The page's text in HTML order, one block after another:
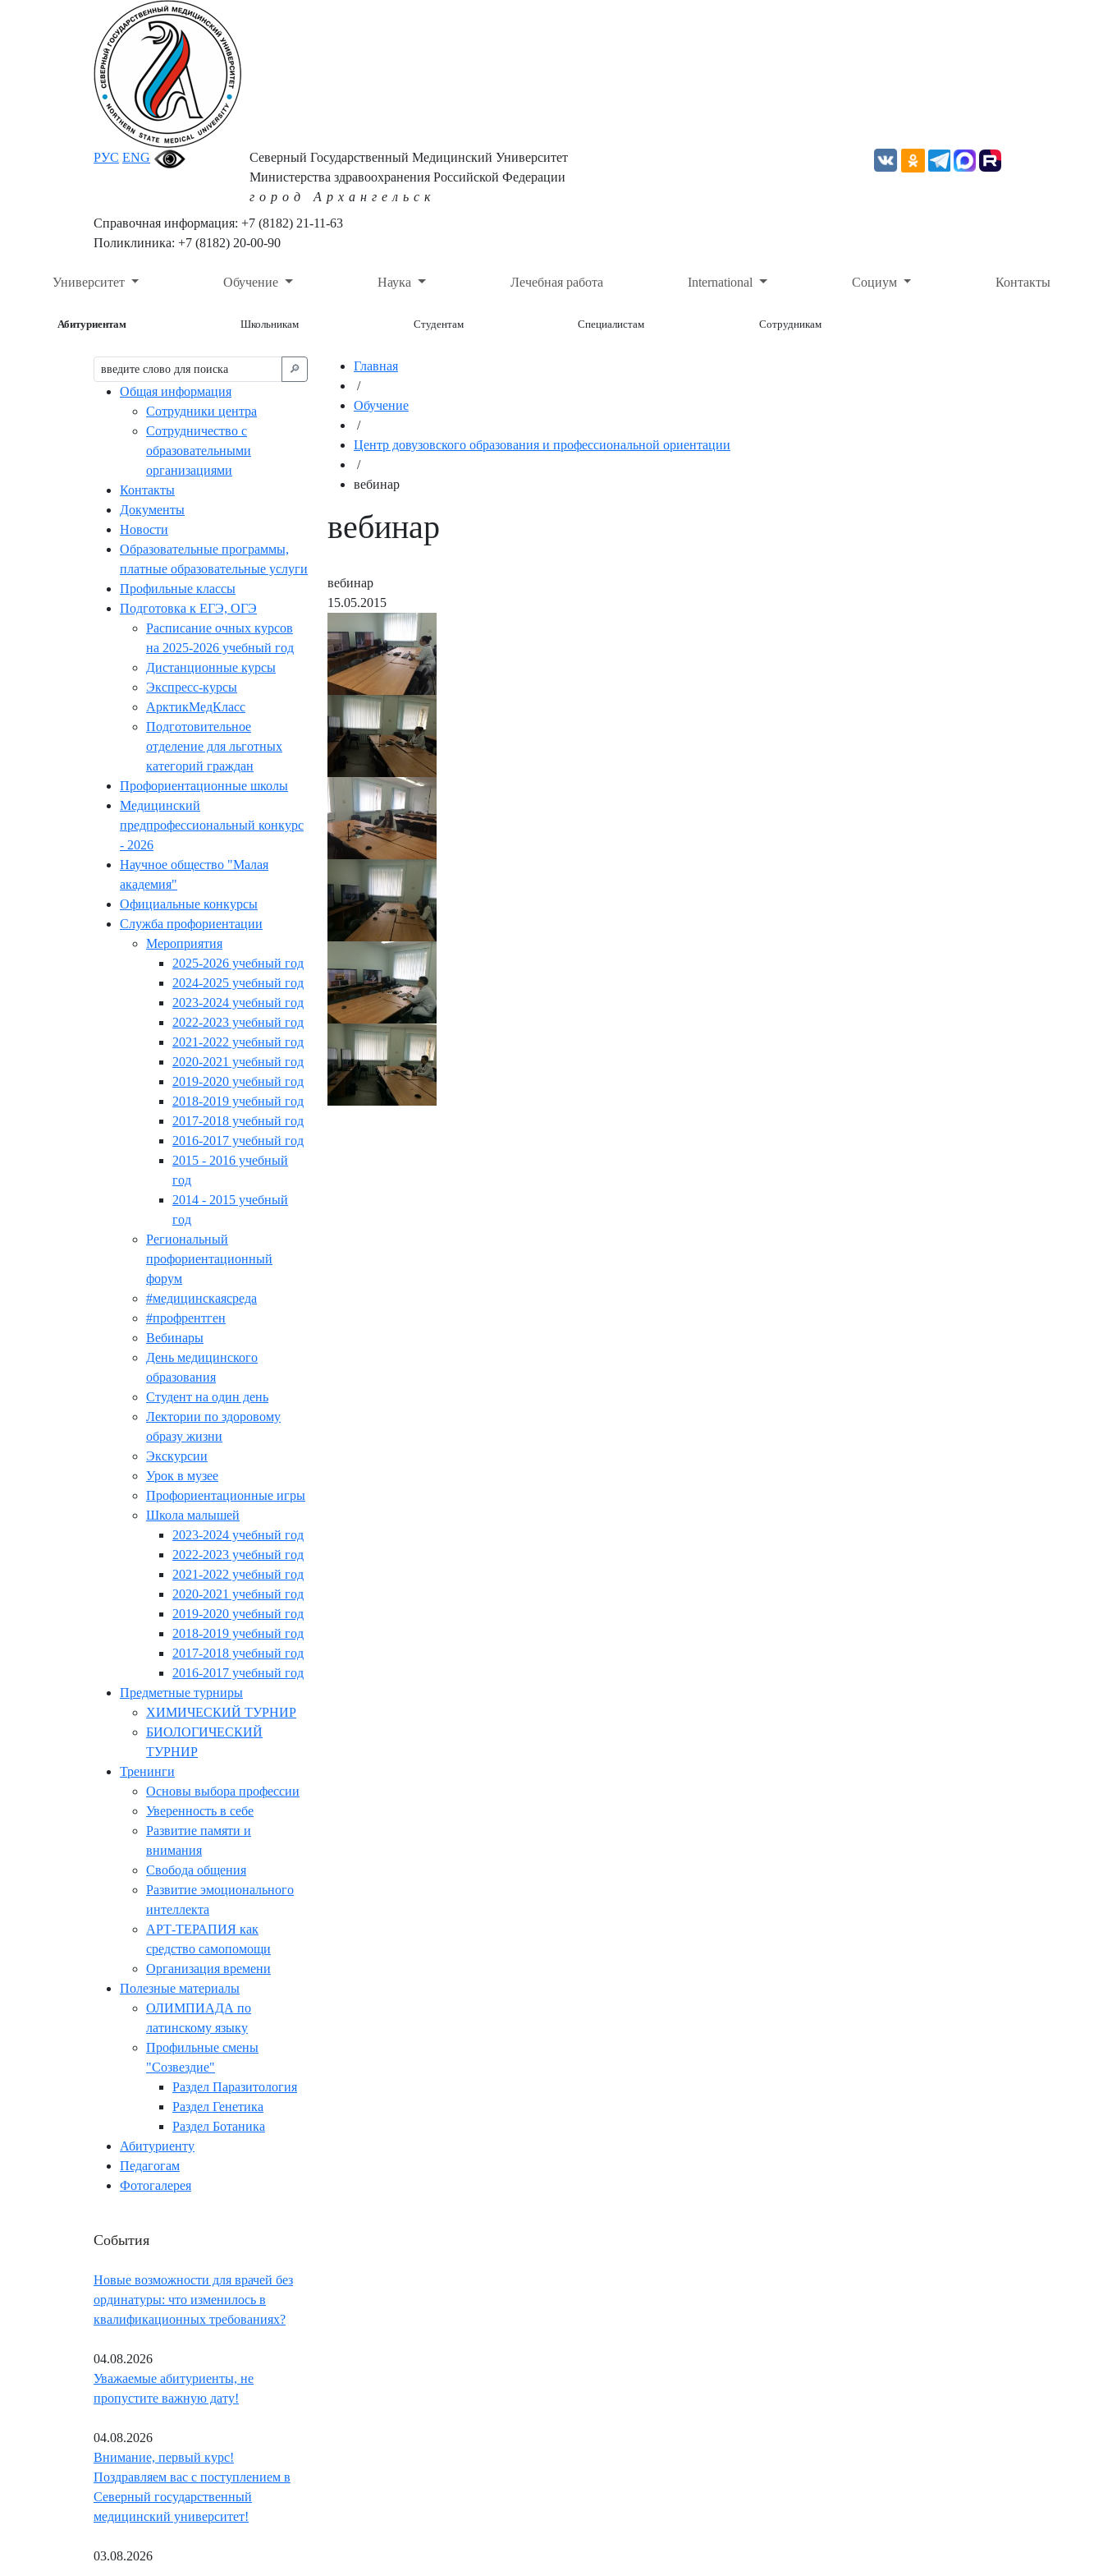
РУС ENG
Северный Государственный Медицинский Университет
Министерства здравоохранения Российской Федерации
город Архангельск
Справочная информация: +7 (8182) 21-11-63
Поликлиника: +7 (8182) 20-00-90
Университет Обучение Наука Лечебная работа International Социум Контакты
Абитуриентам Школьникам Студентам Специалистам Сотрудникам
🔎︎
Общая информация
Сотрудники центра
Сотрудничество с
образовательными
организациями
Контакты
Документы
Новости
Образовательные программы,
платные образовательные услуги
Профильные классы
Подготовка к ЕГЭ, ОГЭ
Расписание очных курсов
на 2025-2026 учебный год
Дистанционные курсы
Экспресс-курсы
АрктикМедКласс
Подготовительное
отделение для льготных
категорий граждан
Профориентационные школы
Медицинский
предпрофессиональный конкурс
- 2026
Научное общество "Малая
академия"
Официальные конкурсы
Служба профориентации
Мероприятия
2025-2026 учебный год
2024-2025 учебный год
2023-2024 учебный год
2022-2023 учебный год
2021-2022 учебный год
2020-2021 учебный год
2019-2020 учебный год
2018-2019 учебный год
2017-2018 учебный год
2016-2017 учебный год
2015 - 2016 учебный
год
2014 - 2015 учебный
год
Региональный
профориентационный
форум
#медицинскаясреда
#профрентген
Вебинары
День медицинского
образования
Студент на один день
Лектории по здоровому
образу жизни
Экскурсии
Урок в музее
Профориентационные игры
Школа малышей
2023-2024 учебный год
2022-2023 учебный год
2021-2022 учебный год
2020-2021 учебный год
2019-2020 учебный год
2018-2019 учебный год
2017-2018 учебный год
2016-2017 учебный год
Предметные турниры
ХИМИЧЕСКИЙ ТУРНИР
БИОЛОГИЧЕСКИЙ
ТУРНИР
Тренинги
Основы выбора профессии
Уверенность в себе
Развитие памяти и
внимания
Свобода общения
Развитие эмоционального
интеллекта
АРТ-ТЕРАПИЯ как
средство самопомощи
Организация времени
Полезные материалы
ОЛИМПИАДА по
латинскому языку
Профильные смены
"Созвездие"
Раздел Паразитология
Раздел Генетика
Раздел Ботаника
Абитуриенту
Педагогам
Фотогалерея
События
Новые возможности для врачей без
ординатуры: что изменилось в
квалификационных требованиях?
04.08.2026
Уважаемые абитуриенты, не
пропустите важную дату!
04.08.2026
Внимание, первый курс!
Поздравляем вас с поступлением в
Северный государственный
медицинский университет!
03.08.2026
Главная
/
Обучение
/
Центр довузовского образования и профессиональной ориентации
/
вебинар
вебинар
вебинар
15.05.2015